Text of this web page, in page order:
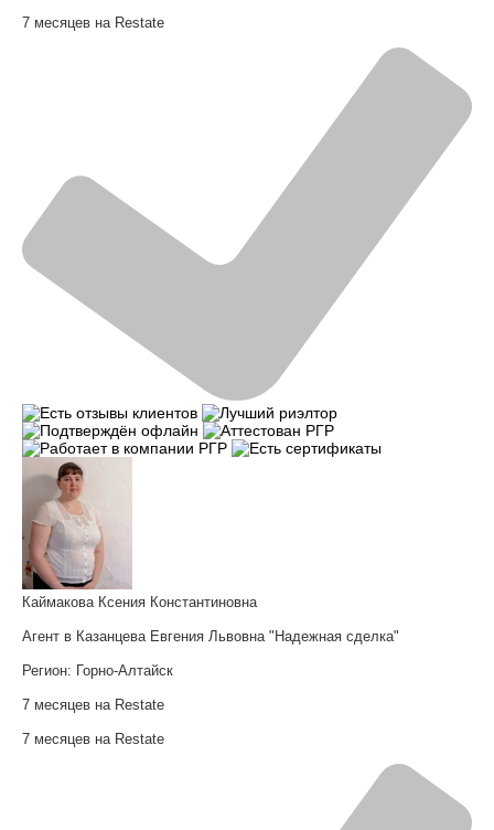
7 месяцев на Restate
Каймакова Ксения Константиновна
Агент в Казанцева Евгения Львовна "Надежная сделка"
Регион: Горно-Алтайск
7 месяцев на Restate
7 месяцев на Restate